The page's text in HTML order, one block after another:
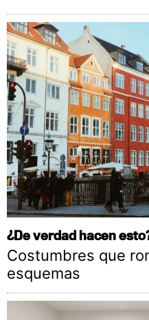
¿De verdad hacen
Costumbres que
esquemas